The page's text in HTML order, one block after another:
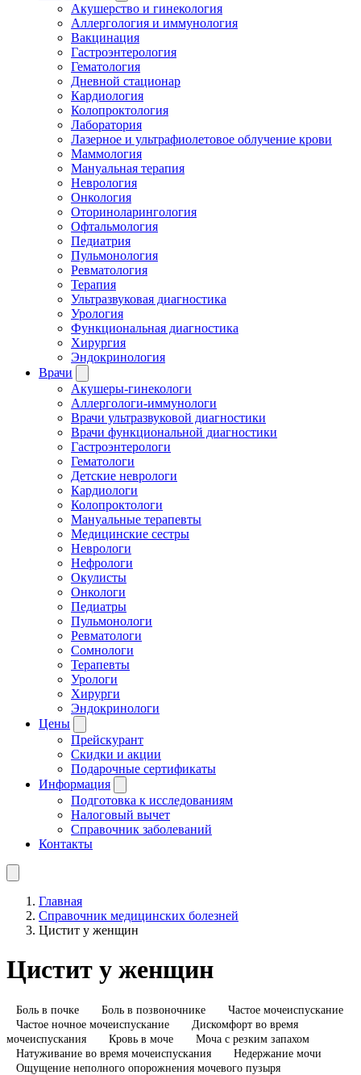
Акушерство и гинекология
Аллергология и иммунология
Вакцинация
Гастроэнтерология
Гематология
Дневной стационар
Кардиология
Колопроктология
Лаборатория
Лазерное и ультрафиолетовое облучение крови
Маммология
Мануальная терапия
Неврология
Онкология
Оториноларингология
Офтальмология
Педиатрия
Пульмонология
Ревматология
Терапия
Ультразвуковая диагностика
Урология
Функциональная диагностика
Хирургия
Эндокринология
Врачи
Акушеры-гинекологи
Аллергологи-иммунологи
Врачи ультразвуковой диагностики
Врачи функциональной диагностики
Гастроэнтерологи
Гематологи
Детские неврологи
Кардиологи
Колопроктологи
Мануальные терапевты
Медицинские сестры
Неврологи
Нефрологи
Окулисты
Онкологи
Педиатры
Пульмонологи
Ревматологи
Сомнологи
Терапевты
Урологи
Хирурги
Эндокринологи
Цены
Прейскурант
Скидки и акции
Подарочные сертификаты
Информация
Подготовка к исследованиям
Налоговый вычет
Справочник заболеваний
Контакты
Главная
Справочник медицинских болезней
Цистит у женщин
Цистит у женщин
Боль в почке Боль в позвоночнике
Частое мочеиспускание
Частое ночное мочеиспускание
Дискомфорт во время
мочеиспускания
Кровь в моче
Моча с резким запахом
Натуживание во время мочеиспускания
Недержание мочи
Ощущение неполного опорожнения мочевого пузыря